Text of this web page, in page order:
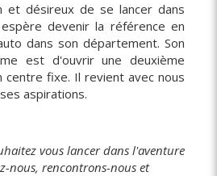
et désireux de se lancer dans
devenir la référence en
dans son département. Son
est d'ouvrir une deuxième
centre fixe. Il revient avec nous
aspirations.
vous lancer dans l'aventure
nous, rencontrons-nous et